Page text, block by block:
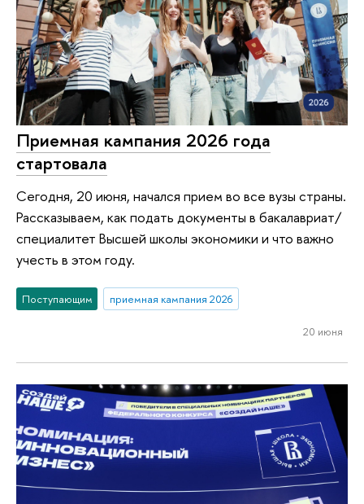
Приемная кампания 2026 года
стартовала
Сегодня, 20 июня, начался прием во все вузы страны.
Рассказываем, как подать документы в бакалавриат/
специалитет Высшей школы экономики и что важно
учесть в этом году.
Поступающим приемная кампания 2026
20 июня